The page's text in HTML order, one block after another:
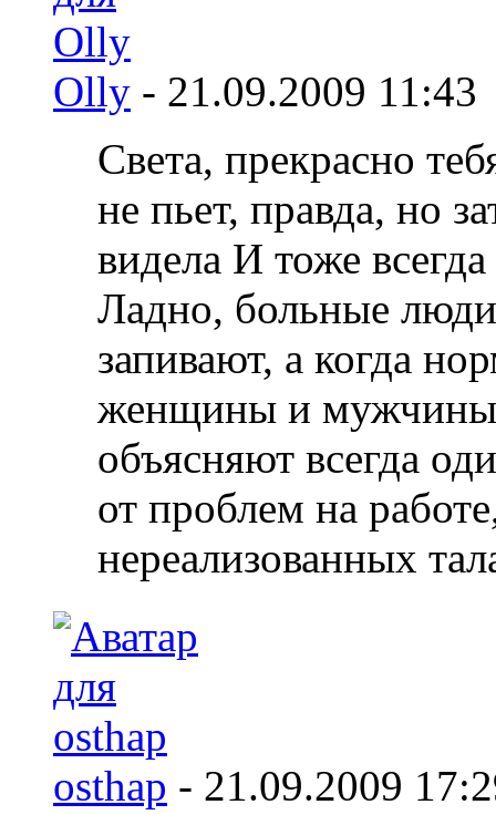
Olly - 21.09.2009 11:43
Света, прекрасно
не пьет, правда, но
видела И тоже
Ладно, больные
запивают, а когда
женщины и мужчины
объясняют всегда
от проблем на
нереализованных
osthap - 21.09.2009